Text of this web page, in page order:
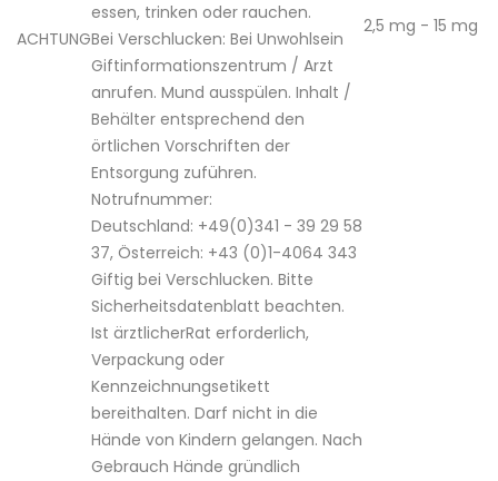
ACHTUNG
essen, trinken oder rauchen.
Bei Verschlucken: Bei Unwohlsein
Giftinformationszentrum / Arzt
anrufen. Mund ausspülen. Inhalt /
Behälter entsprechend den
örtlichen Vorschriften der
Entsorgung zuführen.
Notrufnummer:
Deutschland: +49(0)341 - 39 29 58
37, Österreich: +43 (0)1-4064 343
2,5 mg - 15 mg
Giftig bei Verschlucken. Bitte
Sicherheitsdatenblatt beachten.
Ist ärztlicherRat erforderlich,
Verpackung oder
Kennzeichnungsetikett
bereithalten. Darf nicht in die
Hände von Kindern gelangen. Nach
Gebrauch Hände gründlich